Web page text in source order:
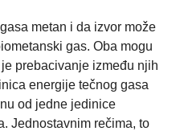
metan i da izvor može
gas. Oba mogu
prebacivanje između njih
energije tečnog gasa
od jedne jedinice
Jednostavnim rečima, to